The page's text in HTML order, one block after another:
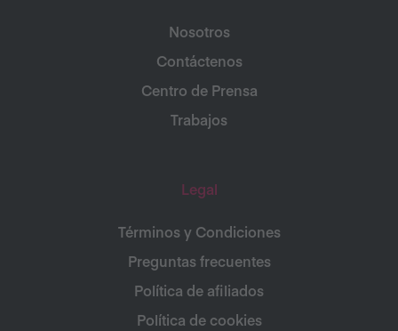
Nosotros
Contáctenos
Centro de Prensa
Trabajos
Legal
Términos y Condiciones
Preguntas frecuentes
Política de afiliados
Política de cookies